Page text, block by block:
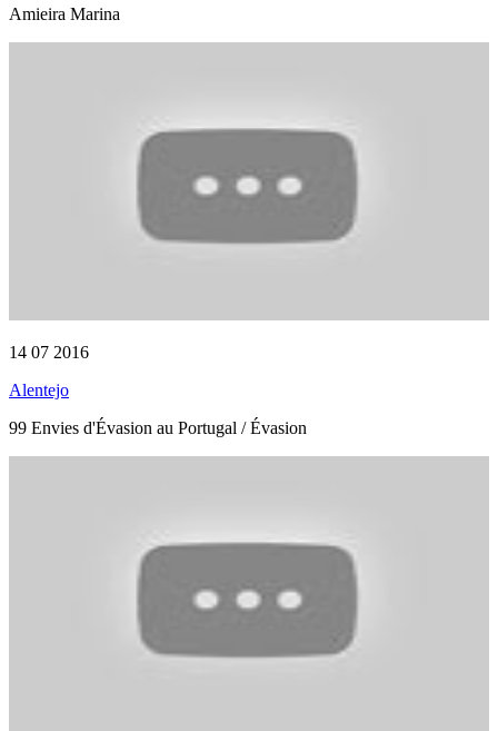
Amieira Marina
14 07 2016
Alentejo
99 Envies d'Évasion au Portugal / Évasion